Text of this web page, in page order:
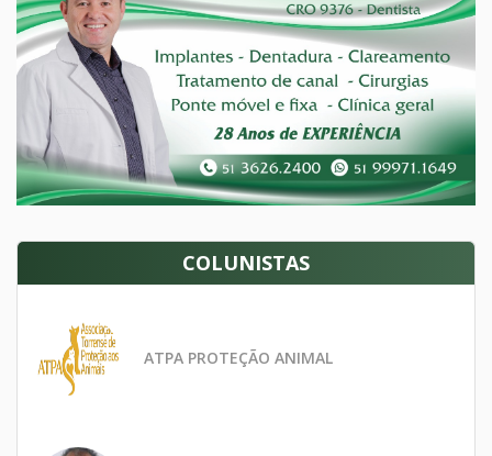
COLUNISTAS
ATPA PROTEÇÃO ANIMAL